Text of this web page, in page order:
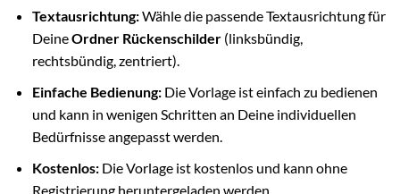
Textausrichtung:Wähle die passende Textausrichtung für
DeineOrdner Rückenschilder(linksbündig,
rechtsbündig, zentriert).
Einfache Bedienung:Die Vorlage ist einfach zu bedienen
und kann in wenigen Schritten an Deine individuellen
Bedürfnisse angepasst werden.
Kostenlos:Die Vorlage ist kostenlos und kann ohne
Registrierung heruntergeladen werden.